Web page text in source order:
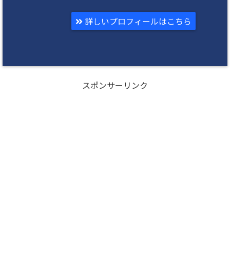
詳しいプロフィールはこちら
スポンサーリンク